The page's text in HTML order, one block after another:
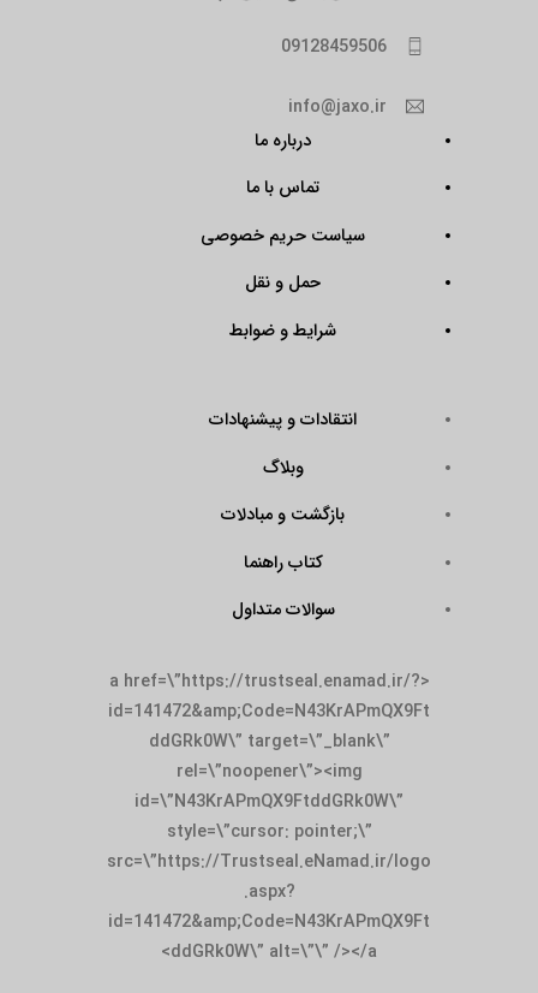
09128459506
info@jaxo.ir
درباره ما
تماس با ما
سیاست حریم خصوصی
حمل و نقل
شرایط و ضوابط
انتقادات و پیشنهادات
وبلاگ
بازگشت و مبادلات
کتاب راهنما
سوالات متداول
<a href=\”https://trustseal.enamad.ir/?
id=141472&amp;Code=N43KrAPmQX9Ft
ddGRk0W\” target=\”_blank\”
rel=\”noopener\”><img
id=\”N43KrAPmQX9FtddGRk0W\”
style=\”cursor: pointer;\”
src=\”https://Trustseal.eNamad.ir/logo
.aspx?
id=141472&amp;Code=N43KrAPmQX9Ft
ddGRk0W\” alt=\”\” /></a>